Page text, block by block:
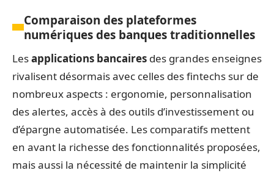
Comparaison des plateformes
numériques des banques traditionnelles
Lesapplications bancaires des grandes enseignes
rivalisent désormais avec celles des fintechs sur de
nombreux aspects : ergonomie, personnalisation
des alertes, accès à des outils d’investissement ou
d’épargne automatisée. Les comparatifs mettent
en avant la richesse des fonctionnalités proposées,
mais aussi la nécessité de maintenir la simplicité